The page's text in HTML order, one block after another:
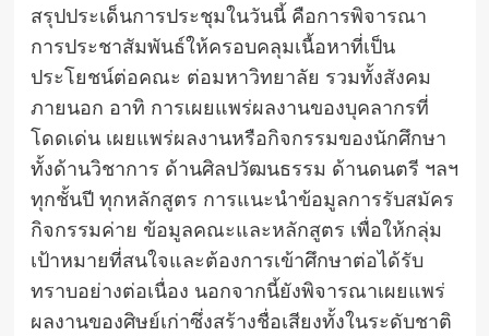
สรุปประเด็นการประชุมในวันนี้ คือการพิจารณา
การประชาสัมพันธ์ให้ครอบคลุมเนื้อหาที่เป็น
ประโยชน์ต่อคณะ ต่อมหาวิทยาลัย รวมทั้งสังคม
ภายนอก อาทิ การเผยแพร่ผลงานของบุคลากรที่
โดดเด่น เผยแพร่ผลงานหรือกิจกรรมของนักศึกษา
ทั้งด้านวิชาการ ด้านศิลปวัฒนธรรม ด้านดนตรี ฯลฯ
ทุกชั้นปี ทุกหลักสูตร การแนะนำข้อมูลการรับสมัคร
กิจกรรมค่าย ข้อมูลคณะและหลักสูตร เพื่อให้กลุ่ม
เป้าหมายที่สนใจและต้องการเข้าศึกษาต่อได้รับ
ทราบอย่างต่อเนื่อง นอกจากนี้ยังพิจารณาเผยแพร่
ผลงานของศิษย์เก่าซึ่งสร้างชื่อเสียงทั้งในระดับชาติ